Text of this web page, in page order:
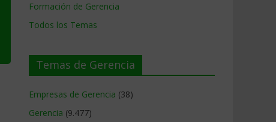
Formación de Gerencia
Todos los Temas
Temas de Gerencia
Empresas de Gerencia (38)
Gerencia (9.477)